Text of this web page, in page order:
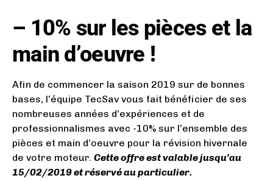
– 10% sur les pièces et la
main d’oeuvre !
Afin de commencer la saison 2019 sur de bonnes
bases, l’équipe TecSav vous fait bénéficier de ses
nombreuses années d’expériences et de
professionnalismes avec -10% sur l’ensemble des
pièces et main d’oeuvre pour la révision hivernale
de votre moteur. Cette offre est valable jusqu’au
15/02/2019 et réservé au particulier.